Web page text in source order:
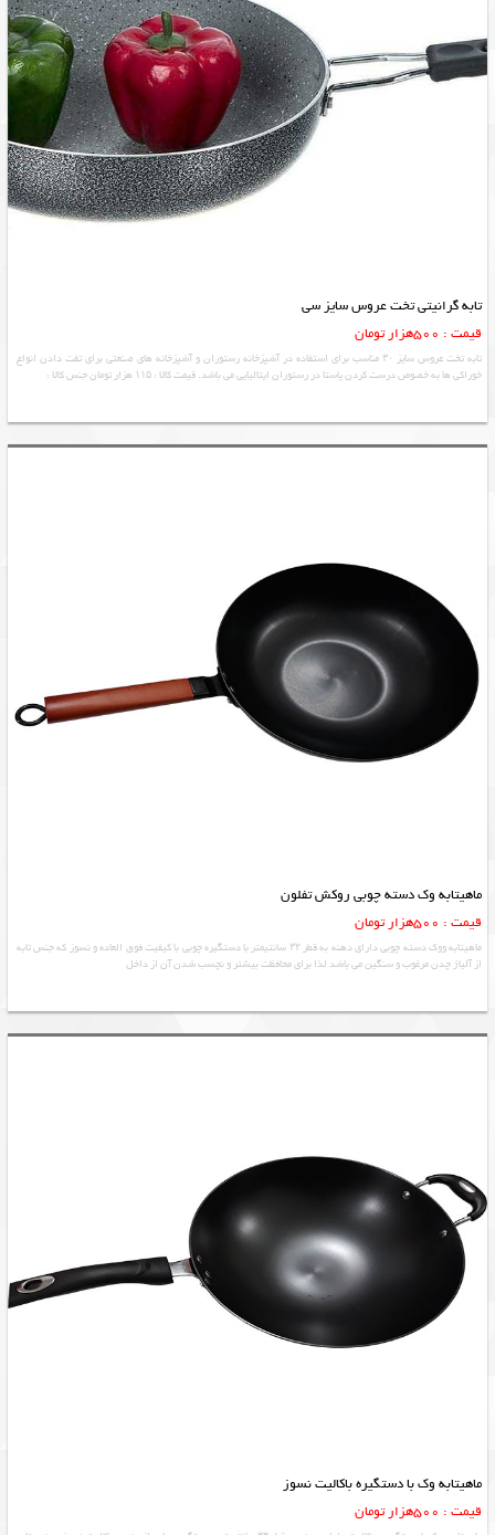
تابه گرانیتی تخت عروس سایز سی
قیمت : 500هزار تومان
تابه تخت عروس سایز ۳۰ مناسب برای استفاده در آشپزخانه رستوران و آشپزخانه های صنعتی برای تفت دادن انواع
خوراکی ها به خصوص درست کردن پاستا در رستوران ایتالیایی می باشد. قیمت کالا : ۱۱۵ هزار تومان جنس کالا :
ماهیتابه وک دسته چوبی روکش تفلون
قیمت : 500هزار تومان
ماهیتابه ووک دسته چوبی دارای دهنه به قطر ۳۲ سانتیمتر با دستگیره چوبی با کیفیت فوق العاده و نسوز که جنس تابه
از آلیاژ چدن مرغوب و سنگین می باشد لذا برای محافظت بیشتر و نچسب شدن آن از داخل
ماهیتابه وک با دستگیره باکالیت نسوز
قیمت : 500هزار تومان